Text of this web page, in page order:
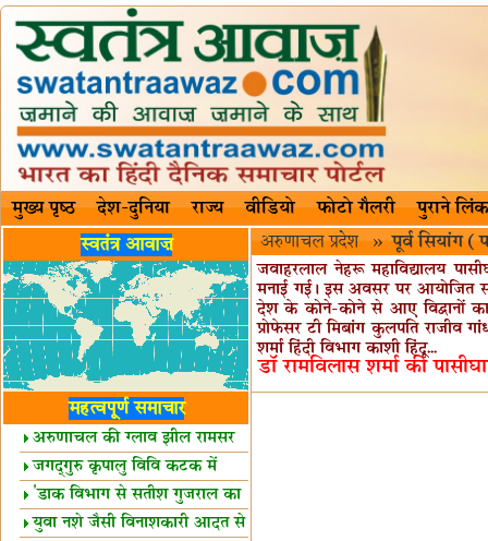
मुख्य पृष्ठ देश-दुनिया राज्य वीडियो फोटो गैलरी पुराने लिंक
स्वतंत्र आवाज़
महत्वपूर्ण समाचार
अरुणाचल की ग्लाव झील रामसर
स्थल घोषित
जगद्गुरु कृपालु विवि कटक में
शैक्षिक सत्र शुरू
'डाक विभाग से सतीश गुजराल का
रिश्ता गहरा'
युवा नशे जैसी विनाशकारी आदत से
अरुणाचल प्रदेश » पूर्व सियांग
जवाहरलाल नेहरू महाविद्यालय
मनाई गई। इस अवसर पर आयोजित
देश के कोने-कोने से आए विद्वानों
प्रोफेसर टी मिबांग कुलपति राजीव
शर्मा हिंदी विभाग काशी ‌हिंदू...
डॉ रामविलास शर्मा की